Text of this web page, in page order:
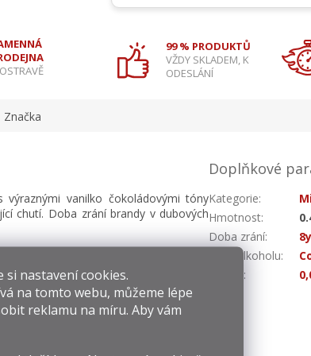
si nastavení cookies.
na tomto webu, můžeme lépe
reklamu na míru. Aby vám
99 % PRODUKTŮ
VŽDY SKLADEM, K
ODESLÁNÍ
Značka
vanilko čokoládovými tóny
chutí. Doba zrání brandy v dubových
Doplňkové
Kategorie:
Hmotnost:
Doba zrání:
8y
Druh alkoholu:
: